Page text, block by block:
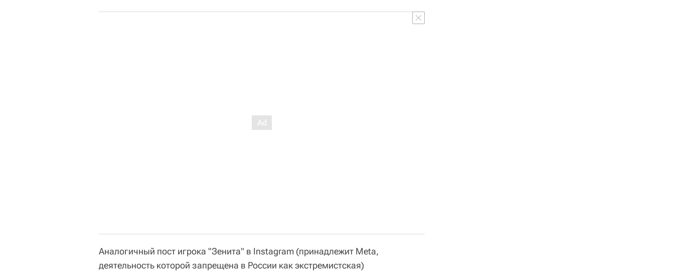
Аналогичный пост игрока "Зенита" в Instagram (принадлежит Meta,
деятельность которой запрещена в России как экстремистская)